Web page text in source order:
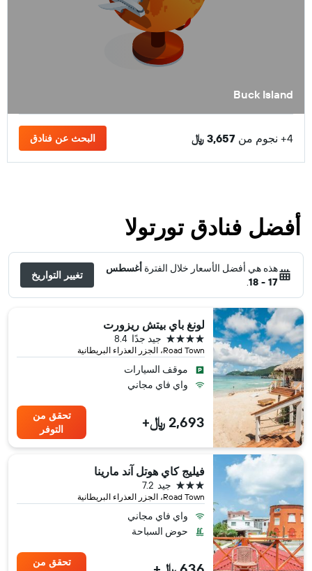
Buck Island
4+ نجوم من 3,657 ﷼ البحث عن فنادق
أفضل فنادق تورتولا
هذه هي أفضل الأسعار خلال الفترة أغسطس
17 - 18
تغيير التواريخ
لونغ باي بيتش ريزورت
Road Town، الجزر العذراء البريطانية
8.4 جيد جدًا 4 نجوم
موقف السيارات
واي فاي مجاني
2,693 ﷼+
تحقق من
التوفر
فيليج كاي هوتل آند مارينا
Road Town، الجزر العذراء البريطانية
7.2 جيد 3 نجوم
واي فاي مجاني
حوض السباحة
تحقق من